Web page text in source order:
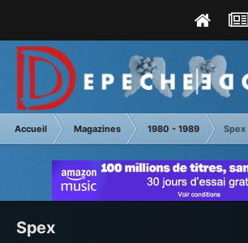
Accueil Magazines 1980 - 1989 Spex
Spex